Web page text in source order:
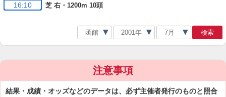
16:10 芝 右・1200m 10頭
検索
注意事項
結果・成績・オッズなどのデータは、必ず主催者発行のものと照合